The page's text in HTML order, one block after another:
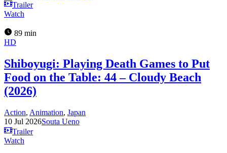
Trailer
Watch
89 min
HD
Shiboyugi: Playing Death Games to Put
Food on the Table: 44 – Cloudy Beach
(2026)
Action, Animation, Japan
10 Jul 2026Souta Ueno
Trailer
Watch